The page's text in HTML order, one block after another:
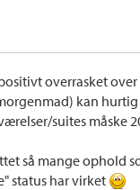
overrasket over
kan
suites måske
så mange ophold
status har virket